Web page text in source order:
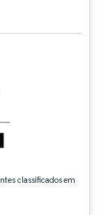
classificados em
conforme CC BY 4.0.